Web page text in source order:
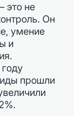
это не
Он
умение
и
прошли